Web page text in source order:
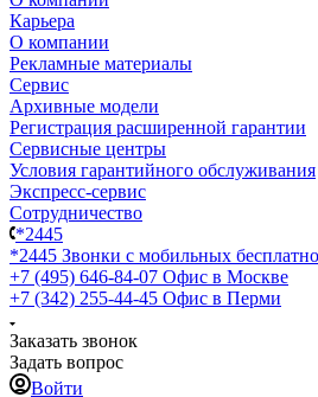
Карьера
О компании
Рекламные материалы
Сервис
Архивные модели
Регистрация расширенной гарантии
Сервисные центры
Условия гарантийного обслуживания
Экспресс-сервис
Сотрудничество
*2445
*2445 Звонки с мобильных бесплатно
+7 (495) 646-84-07 Офис в Москве
+7 (342) 255-44-45 Офис в Перми
Заказать звонок
Задать вопрос
Войти